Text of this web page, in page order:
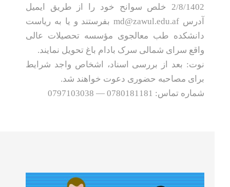
2/8/1402 خلص سوانح خود را از طریق ایمیل
آدرس md@zawul.edu.af بفرستند و یا به ریاست
دانشکده طب معالجوی مؤسسه تحصیلات عالی
واقع سرای شمالی سرک بادام باغ تحویل نمایند.
نوت: بعد از بررسی اسناد، اشخاص واجد شرایط
برای مصاحبه حضوری دعوت خواهند شد.
شماره تماس: 0780181181 — 0797103038